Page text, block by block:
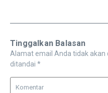
Tinggalkan Balasan
Alamat email Anda tidak akan
ditandai *